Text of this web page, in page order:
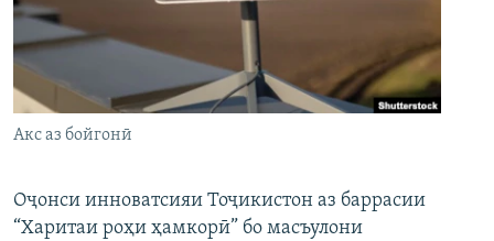
Акс аз бойгонӣ
Оҷонси инноватсияи Тоҷикистон аз баррасии
“Харитаи роҳи ҳамкорӣ” бо масъулони